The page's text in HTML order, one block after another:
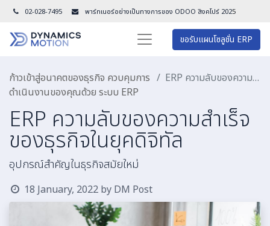
02-028-7495 พาร์ทเนอร์อย่างเป็นทางการของ ODOO สิงคโปร์ 2025
ขอรับแผนโซลูชั่น ERP
ก้าวเข้าสู่อนาคตของธุรกิจ ควบคุมการ
ดำเนินงานของคุณด้วย ระบบ ERP
ERP ความลับของความสำเร็จของธุรกิจในยุคดิจิทัล
ERP ความลับของความสำเร็จ
ของธุรกิจในยุคดิจิทัล
อุปกรณ์สำคัญในธุรกิจสมัยใหม่
18 January, 2022 by DM Post